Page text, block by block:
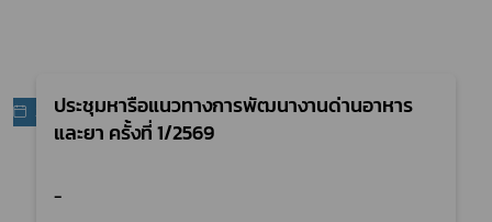
24 ก.พ. 69
ประชุมหารือแนวทางการพัฒนางานด่านอาหาร
และยา ครั้งที่ 1/2569
-